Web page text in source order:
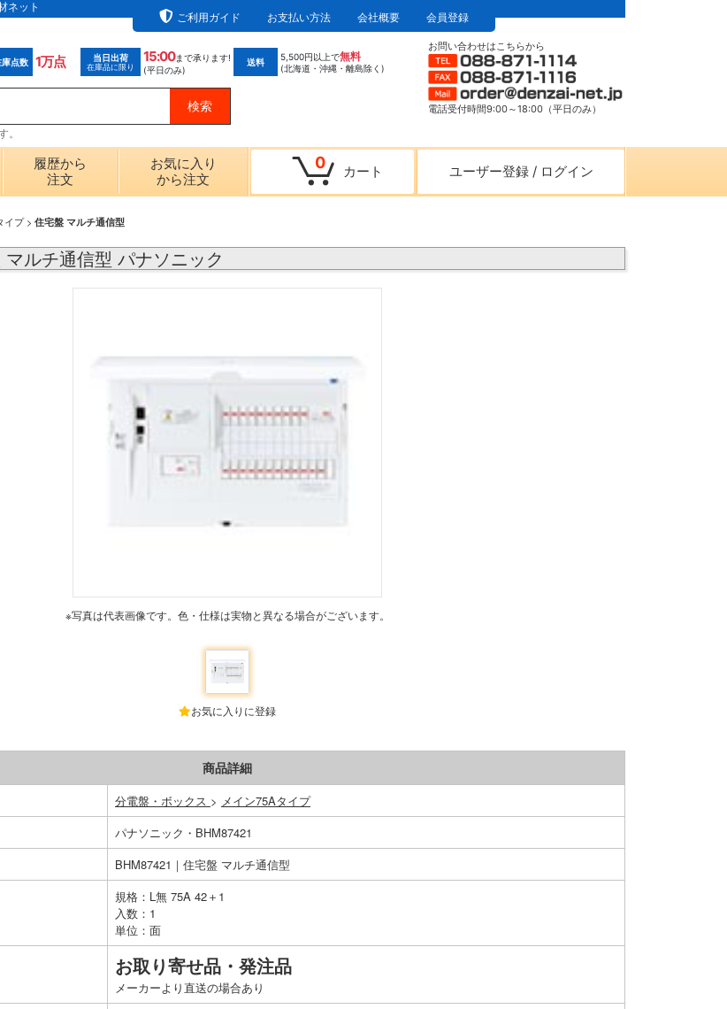
ネット
ご利用ガイド
お支払い方法 会社概要 会員登録
庫点数 1万点 当日出荷
在庫品に限り
15:00まで承ります!
(平日のみ)
送料 5,500円以上で無料
(北海道・沖縄・離島除く)
。
お問い合わせはこちらから
電話受付時間9:00～18:00（平日のみ）
履歴から
注文
お気に入り
から注文
0 カート ユーザー登録 / ログイン
イプ> 住宅盤 マルチ通信型
ルチ通信型 パナソニック
※写真は代表画像です。色・仕様は実物と異なる場合がございます。
お気に入りに登録
商品詳細
分電盤・ボックス > メイン75Aタイプ
パナソニック・BHM87421
BHM87421｜住宅盤 マルチ通信型
規格：L無 75A 42＋1
入数：1
単位：面
お取り寄せ品・発注品
メーカーより直送の場合あり